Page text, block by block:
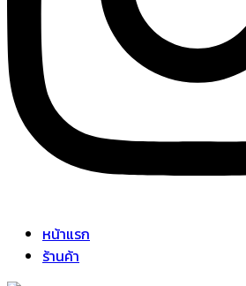
หน้าแรก
ร้านค้า